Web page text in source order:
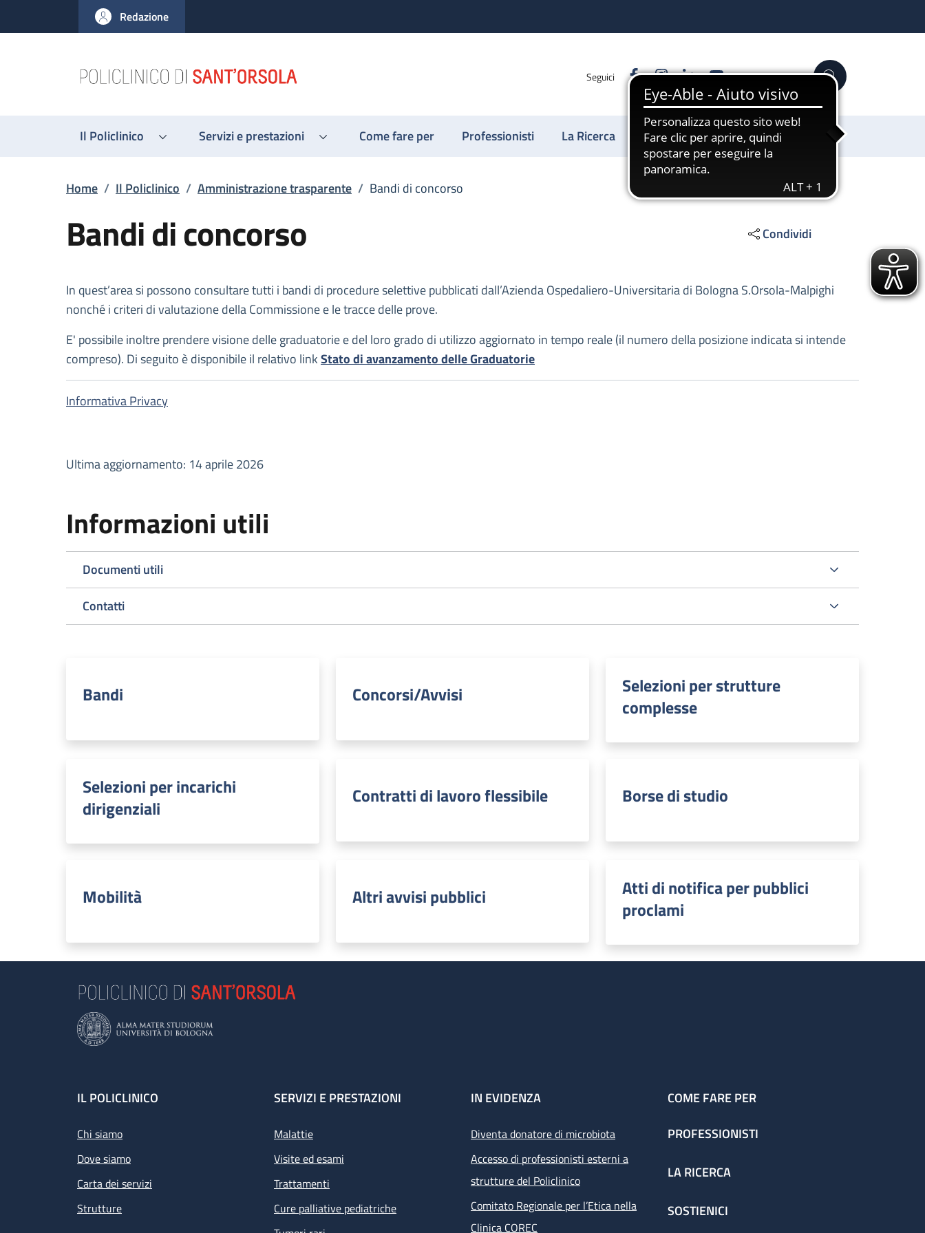
al contenuto principale
to footer content
Redazione
Seguici FacebookInstagram
LinkedinYouTube Cerca
Il Policlinico Servizi e prestazioni Come fare per Professionisti La Ricerca Sostienici
Briciole di pane
Home / Il Policlinico / Amministrazione trasparente / Bandi di concorso
Bandi di concorso Condividi
Descrizione
In quest’area si possono consultare tutti i bandi di procedure selettive pubblicati dall’Azienda Ospedaliero-Universitaria di Bologna S.Orsola-Malpighi
nonché i criteri di valutazione della Commissione e le tracce delle prove.
E' possibile inoltre prendere visione delle graduatorie e del loro grado di utilizzo aggiornato in tempo reale (il numero della posizione indicata si intende
compreso). Di seguito è disponibile il relativo linkStato di avanzamento delle Graduatorie
Informativa Privacy
Ultima aggiornamento: 14 aprile 2026
Informazioni utili
Documenti utili
Contatti
Bandi Concorsi/Avvisi
Selezioni per strutture
complesse
Selezioni per incarichi
dirigenziali
Contratti di lavoro flessibile Borse di studio
Mobilità Altri avvisi pubblici
Atti di notifica per pubblici
proclami
Footer
IL POLICLINICO
Chi siamo
Dove siamo
Carta dei servizi
Strutture
SERVIZI E PRESTAZIONI
Malattie
Visite ed esami
Trattamenti
Cure palliative pediatriche
IN EVIDENZA
Diventa donatore di microbiota
Accesso di professionisti esterni a
strutture del Policlinico
Comitato Regionale per l’Etica nella
Clinica COREC
COME FARE PER
PROFESSIONISTI
LA RICERCA
SOSTIENICI